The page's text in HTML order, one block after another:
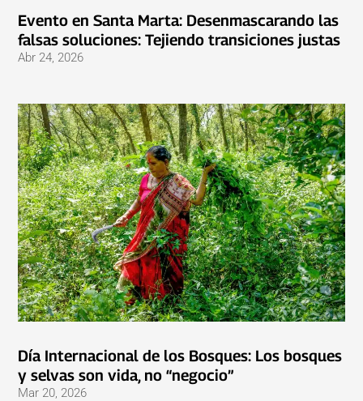
Evento en Santa Marta: Desenmascarando las
falsas soluciones: Tejiendo transiciones justas
Abr 24, 2026
Día Internacional de los Bosques: Los bosques
y selvas son vida, no “negocio”
Mar 20, 2026